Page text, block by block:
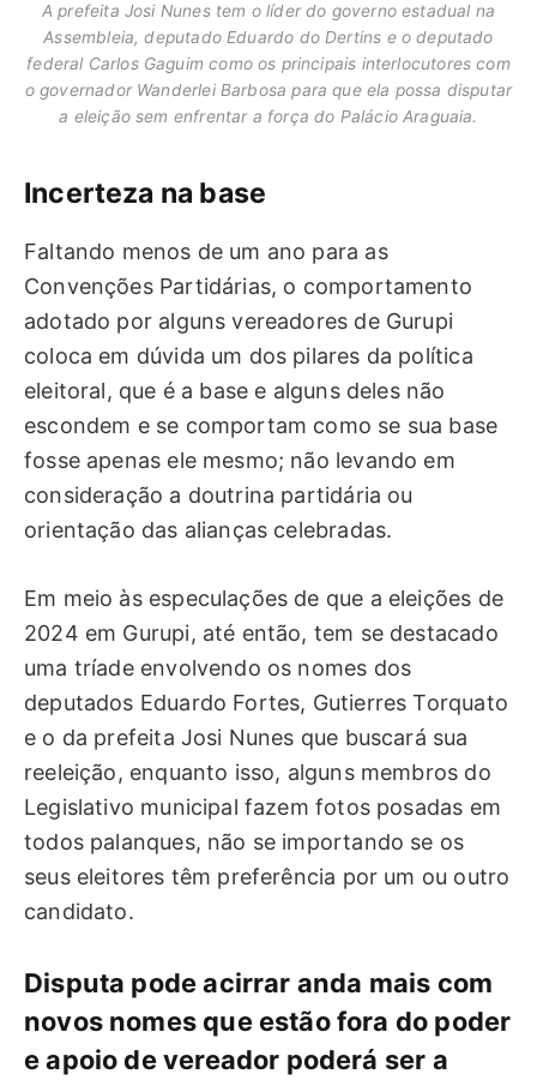
A prefeita Josi Nunes tem o líder do governo estadual na
Assembleia, deputado Eduardo do Dertins e o deputado
federal Carlos Gaguim como os principais interlocutores com
o governador Wanderlei Barbosa para que ela possa disputar
a eleição sem enfrentar a força do Palácio Araguaia.
Incerteza na base
Faltando menos de um ano para as
Convenções Partidárias, o comportamento
adotado por alguns vereadores de Gurupi
coloca em dúvida um dos pilares da política
eleitoral, que é a base e alguns deles não
escondem e se comportam como se sua base
fosse apenas ele mesmo; não levando em
consideração a doutrina partidária ou
orientação das alianças celebradas.
Em meio às especulações de que a eleições de
2024 em Gurupi, até então, tem se destacado
uma tríade envolvendo os nomes dos
deputados Eduardo Fortes, Gutierres Torquato
e o da prefeita Josi Nunes que buscará sua
reeleição, enquanto isso, alguns membros do
Legislativo municipal fazem fotos posadas em
todos palanques, não se importando se os
seus eleitores têm preferência por um ou outro
candidato.
Disputa pode acirrar anda mais com
novos nomes que estão fora do poder
e apoio de vereador poderá ser a